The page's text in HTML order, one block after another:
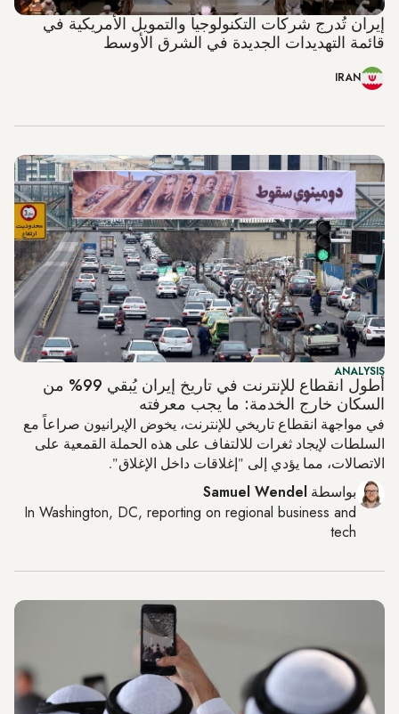
إيران تُدرج شركات التكنولوجيا والتمويل الأمريكية في
قائمة التهديدات الجديدة في الشرق الأوسط
IRAN
ANALYSIS
أطول انقطاع للإنترنت في تاريخ إيران يُبقي 99% من
السكان خارج الخدمة: ما يجب معرفته
في مواجهة انقطاع تاريخي للإنترنت، يخوض الإيرانيون صراعاً مع
السلطات لإيجاد ثغرات للالتفاف على هذه الحملة القمعية على
الاتصالات، مما يؤدي إلى "إغلاقات داخل الإغلاق".
بواسطة Samuel Wendel
In Washington, DC, reporting on regional business and
tech